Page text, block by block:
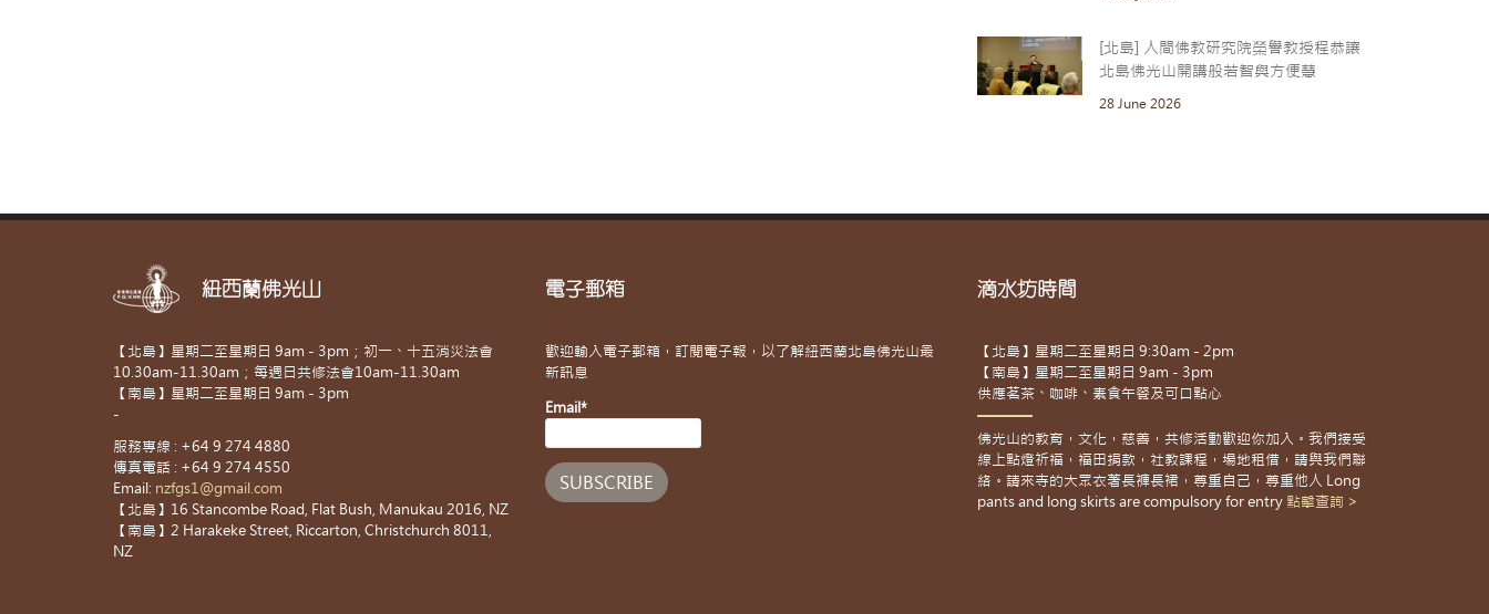
[北島] 人間佛教研究院榮譽教授程恭讓
北島佛光山開講般若智與方便慧
28 June 2026
紐西蘭佛光山
【北島】星期二至星期日 9am - 3pm；初一、十五消災法會
10.30am-11.30am；每週日共修法會10am-11.30am
【南島】星期二至星期日 9am - 3pm
-
服務專線 : +64 9 274 4880
傳真電話 : +64 9 274 4550
Email: nzfgs1@gmail.com
【北島】16 Stancombe Road, Flat Bush, Manukau 2016, NZ
【南島】2 Harakeke Street, Riccarton, Christchurch 8011,
NZ
電子郵箱
歡迎輸入電子郵箱，訂閱電子報，以了解紐西蘭北島佛光山最
新訊息
Email*
滴水坊時間
【北島】星期二至星期日 9:30am - 2pm
【南島】星期二至星期日 9am - 3pm
供應茗茶、咖啡、素食午餐及可口點心
佛光山的教育，文化，慈善，共修活動歡迎你加入。我們接受
線上點燈祈福，福田捐款，社教課程，場地租借，請與我們聯
絡。請來寺的大眾衣著長褲長裙，尊重自己，尊重他人 Long
pants and long skirts are compulsory for entry 點擊查詢 >